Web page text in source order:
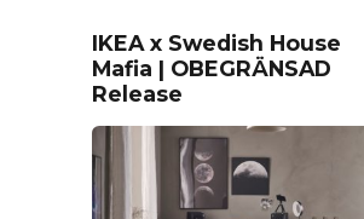
IKEA x Swedish House
Mafia | OBEGRÄNSAD
Release